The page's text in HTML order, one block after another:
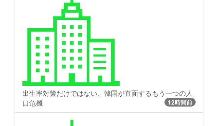
出生率対策だけではない、韓国が直面するもう一つの人
口危機
12時間前